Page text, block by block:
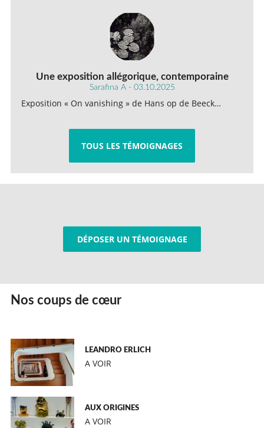
Une exposition allégorique, contemporaine
Sarafina A - 03.10.2025
Exposition « On vanishing » de Hans op de Beeck…
TOUS LES TÉMOIGNAGES
DÉPOSER UN TÉMOIGNAGE
Nos coups de cœur
LEANDRO ERLICH
A VOIR
AUX ORIGINES
A VOIR